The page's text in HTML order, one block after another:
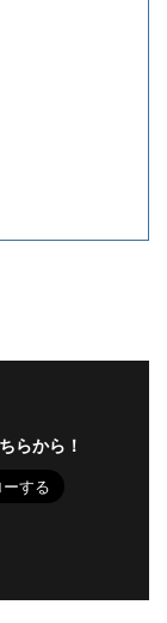
らから！